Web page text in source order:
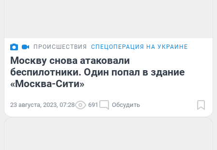
ПРОИСШЕСТВИЯ СПЕЦОПЕРАЦИЯ НА УКРАИНЕ
Москву снова атаковали
беспилотники. Один попал в здание
«Москва-Сити»
23 августа, 2023, 07:28 691 Обсудить